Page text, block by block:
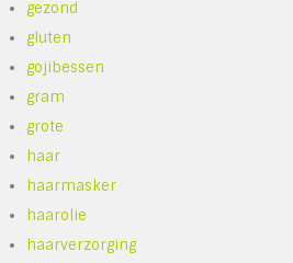
gezond
gluten
gojibessen
gram
grote
haar
haarmasker
haarolie
haarverzorging